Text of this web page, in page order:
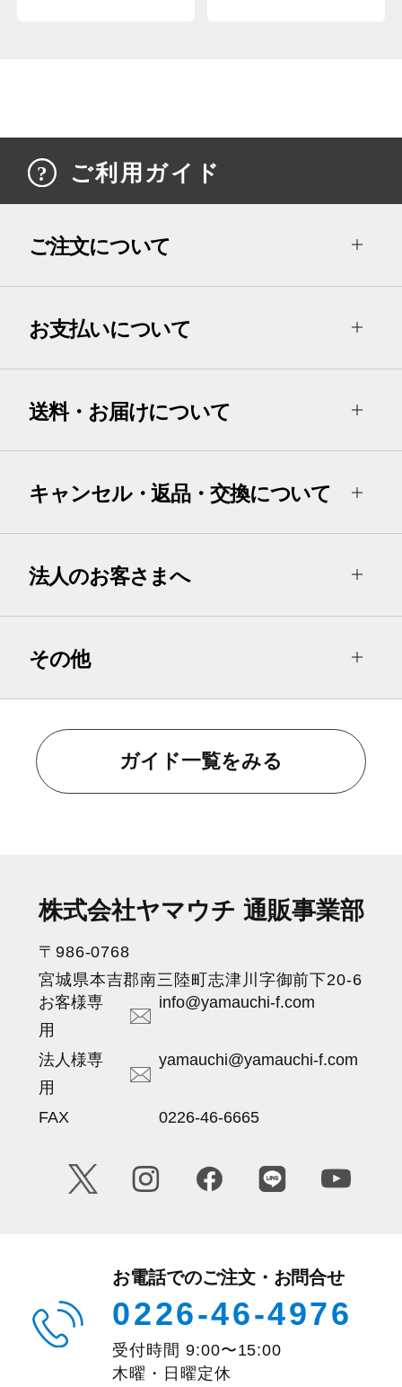
ご利用ガイド
ご注文について
お支払いについて
送料・お届けについて
キャンセル・返品・交換について
法人のお客さまへ
その他
ガイド一覧をみる
株式会社ヤマウチ 通販事業部
〒986-0768
宮城県本吉郡南三陸町志津川字御前下20-6
お客様専
用
info@yamauchi-f.com
法人様専
用
yamauchi@yamauchi-f.com
FAX 0226-46-6665
お電話でのご注文・お問合せ
0226-46-4976
受付時間 9:00〜15:00
木曜・日曜定休